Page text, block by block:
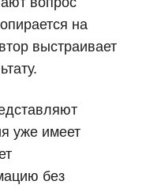
на
выстраивает
уже имеет
без